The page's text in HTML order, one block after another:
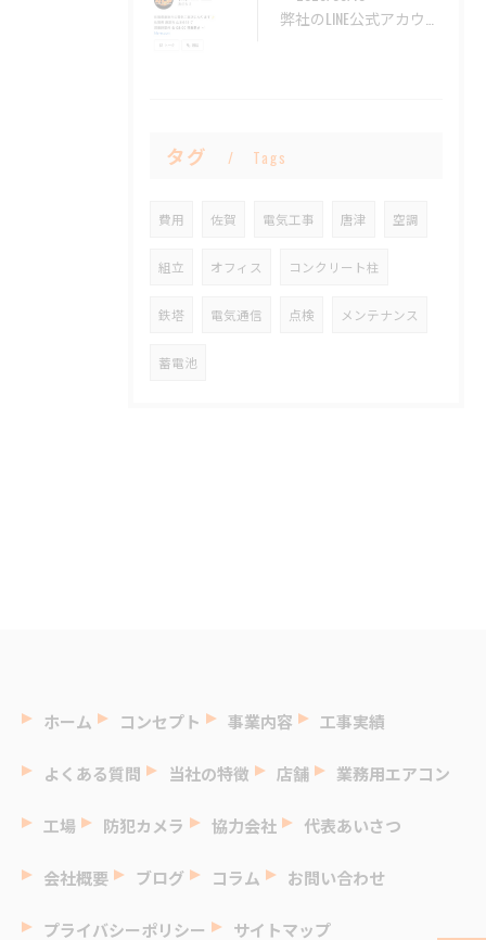
タグ Tags
費用 佐賀 電気工事 唐津 空調
組立 オフィス コンクリート柱
鉄塔 電気通信 点検 メンテナンス
蓄電池
ホーム コンセプト 事業内容 工事実績
よくある質問 当社の特徴 店舗 業務用エアコン
工場 防犯カメラ 協力会社 代表あいさつ
会社概要 ブログ コラム お問い合わせ
プライバシーポリシー サイトマップ